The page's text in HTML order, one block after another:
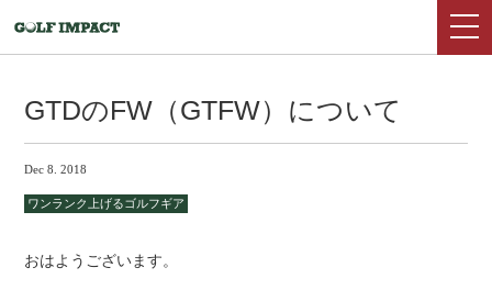
GTDのFW（GTFW）について
Dec 8. 2018
ワンランク上げるゴルフギア
おはようございます。